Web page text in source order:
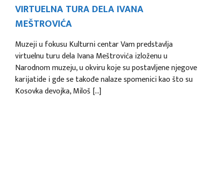
VIRTUELNA TURA DELA IVANA
MEŠTROVIĆA
Muzeji u fokusu Kulturni centar Vam predstavlja
virtuelnu turu dela Ivana Meštrovića izloženu u
Narodnom muzeju, u okviru koje su postavljene njegove
karijatide i gde se takođe nalaze spomenici kao što su
Kosovka devojka, Miloš […]